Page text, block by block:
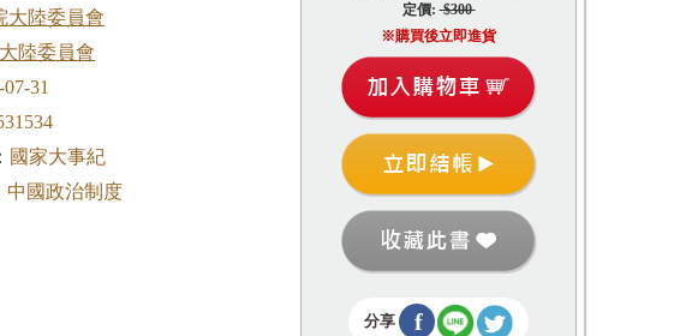
大陸委員會
陸委員會
31
國家大事紀
中國政治制度
定價:$300
※購買後立即進貨
分享 f